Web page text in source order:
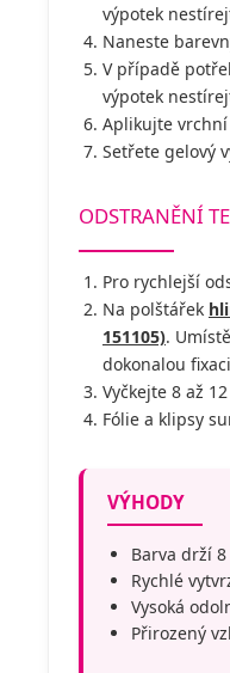
výpotek
Naneste
V případě
výpotek
Aplikujte vrchní
Setřete gelový
ODSTRANĚNÍ
Pro rychlejší
Na polštářek
151105).
dokonalou
Vyčkejte 8 až
Fólie a klipsy
VÝHODY
Barva drží
Rychlé
Vysoká
Přirozený